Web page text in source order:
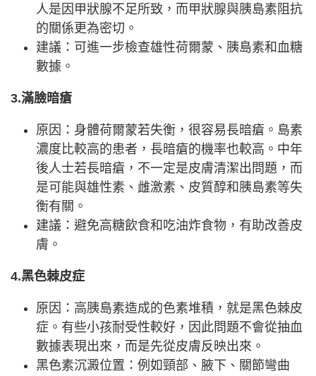
人是因甲狀腺不足所致，而甲狀腺與胰島素阻抗
的關係更為密切。
建議：可進一步檢查雄性荷爾蒙、胰島素和血糖
數據。
3.滿臉暗瘡
原因：身體荷爾蒙若失衡，很容易長暗瘡。島素
濃度比較高的患者，長暗瘡的機率也較高。中年
後人士若長暗瘡，不一定是皮膚清潔出問題，而
是可能與雄性素、雌激素、皮質醇和胰島素等失
衡有關。
建議：避免高糖飲食和吃油炸食物，有助改善皮
膚。
4.黑色棘皮症
原因：高胰島素造成的色素堆積，就是黑色棘皮
症。有些小孩耐受性較好，因此問題不會從抽血
數據表現出來，而是先從皮膚反映出來。
黑色素沉澱位置：例如頸部、腋下、關節彎曲